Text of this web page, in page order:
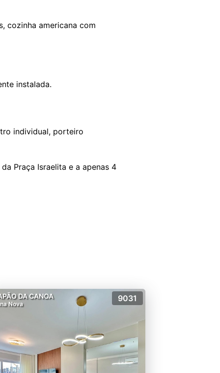
cozinha americana com
instalada.
individual, porteiro
Praça Israelita e a apenas 4
DA CANOA
Nova
9031